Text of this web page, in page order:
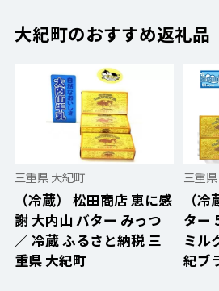
大紀町のおすすめ返礼品
三重県 大紀町
（冷蔵） 松田商店 恵に感
謝 大内山 バター みっつ
／ 冷蔵 ふるさと納税 三
重県 大紀町
三重
（
ター
ミル
紀ブ